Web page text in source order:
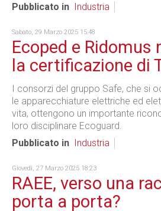
Pubblicato in
Industria
Sabato, 29 Marzo 2025 15:48
Ecoped e Ridomus
la certificazione di
I consorzi del gruppo Safe, che si
le apparecchiature elettriche ed
vita, ottengono un importante
loro disciplinare Ecoguard.
Pubblicato in
Industria
Giovedì, 27 Marzo 2025 18:23
RAEE, verso una
porta a porta?